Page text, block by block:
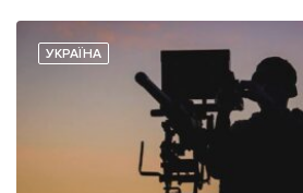
УКРАЇНА